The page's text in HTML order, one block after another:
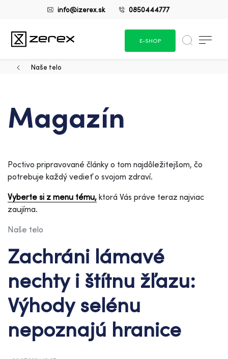
info@izerex.sk 0850444777
E-SHOP
Naše telo
Magazín
Poctivo pripravované články o tom najdôležitejšom, čo
potrebuje každý vedieť o svojom zdraví.
Vyberte si z menu tému, ktorá Vás práve teraz najviac
zaujíma.
Naše telo
Zachráni lámavé
nechty i štítnu žľazu:
Výhody selénu
nepoznajú hranice